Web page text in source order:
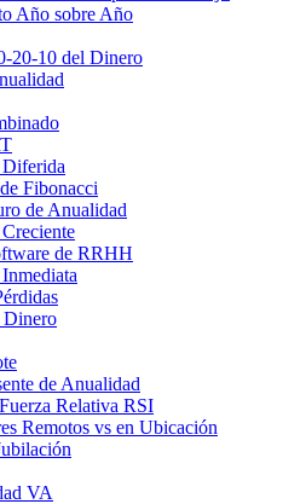
Año sobre Año
20-10 del Dinero
Fibonacci
de Anualidad
de RRHH
Dinero
de Anualidad
Relativa RSI
Remotos vs en Ubicación
VA